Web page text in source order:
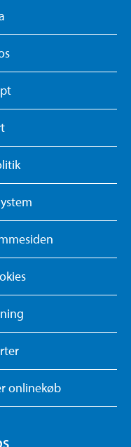
onlinekøb